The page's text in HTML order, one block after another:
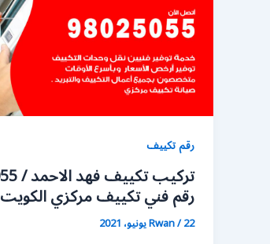
رقم تكييف
رقم فني تكييف مركزي الكويت
Rwan/22 يونيو، 2021